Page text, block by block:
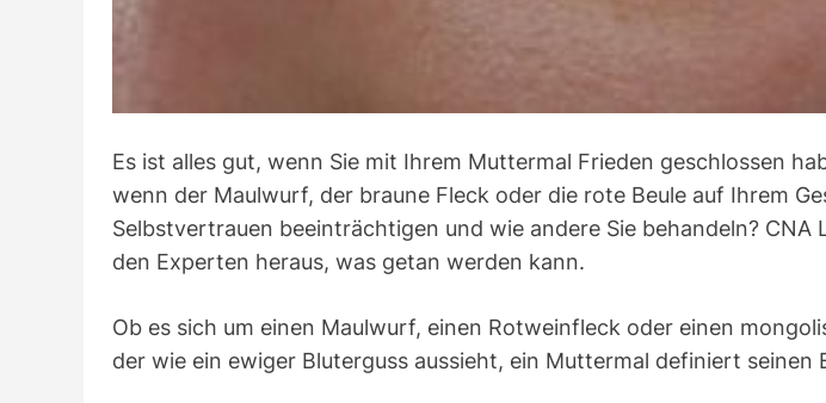
Es ist alles gut, wenn Sie mit Ihrem Muttermal Frieden geschlossen
wenn der Maulwurf, der braune Fleck oder die rote Beule auf Ihrem
Selbstvertrauen beeinträchtigen und wie andere Sie behandeln? CNA
den Experten heraus, was getan werden kann.
Ob es sich um einen Maulwurf, einen Rotweinfleck oder einen
der wie ein ewiger Bluterguss aussieht, ein Muttermal definiert seinen